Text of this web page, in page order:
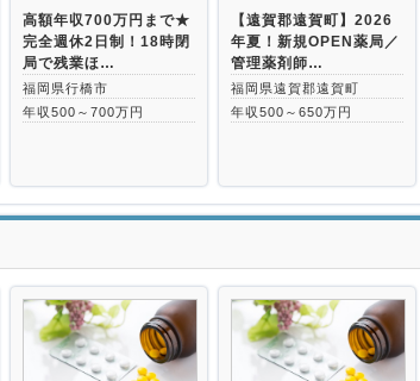
高額年収700万円まで★
完全週休2日制！18時閉
局で残業ほ…
福岡県行橋市
年収500～700万円
【遠賀郡遠賀町】2026
年夏！新規OPEN薬局／
管理薬剤師…
福岡県遠賀郡遠賀町
年収500～650万円